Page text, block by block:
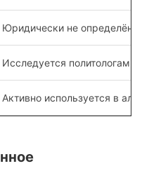
Юридически не определён;
Исследуется политологами
Активно используется в